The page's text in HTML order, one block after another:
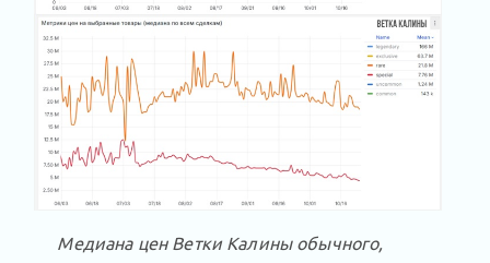
Медиана цен Ветки Калины обычного,